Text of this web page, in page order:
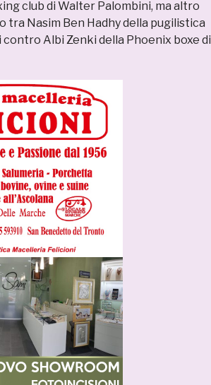
club di Walter Palombini, ma altro
Nasim Ben Hadhy della pugilistica
Albi Zenki della Phoenix boxe di